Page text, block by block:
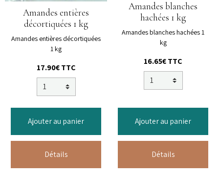
Amandes entières
décortiquées 1 kg
Amandes entières décortiquées
1 kg
17.90€ TTC
Ajouter au panier
Détails
Amandes blanches
hachées 1 kg
Amandes blanches hachées 1
kg
16.65€ TTC
Ajouter au panier
Détails